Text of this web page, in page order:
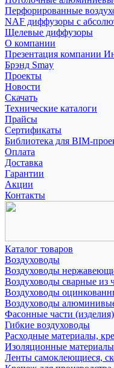
Перфорированные
NAF диффузоры с
Щелевые диффузоры
О компании
Презентация компании
Брэнд Smay
Проекты
Новости
Скачать
Технические каталоги
Прайсы
Сертификаты
Библиотека для BIM-
Оплата
Доставка
Гарантии
Акции
Контакты
Каталог товаров
Воздуховоды
Воздуховоды
Воздуховоды сварные из
Воздуховоды
Воздуховоды
Фасонные части (изделия)
Гибкие воздуховоды
Расходные материалы,
Изоляционные материалы
Ленты самоклеющиеся,